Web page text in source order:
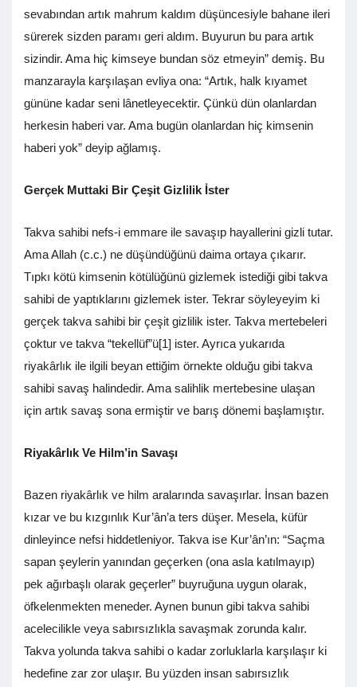
sevabından artık mahrum kaldım düşüncesiyle bahane ileri
sürerek sizden paramı geri aldım. Buyurun bu para artık
sizindir. Ama hiç kimseye bundan söz etmeyin” demiş. Bu
manzarayla karşılaşan evliya ona: “Artık, halk kıyamet
gününe kadar seni lânetleyecektir. Çünkü dün olanlardan
herkesin haberi var. Ama bugün olanlardan hiç kimsenin
haberi yok” deyip ağlamış.
Gerçek Muttaki Bir Çeşit Gizlilik İster
Takva sahibi nefs-i emmare ile savaşıp hayallerini gizli tutar.
Ama Allah (c.c.) ne düşündüğünü daima ortaya çıkarır.
Tıpkı kötü kimsenin kötülüğünü gizlemek istediği gibi takva
sahibi de yaptıklarını gizlemek ister. Tekrar söyleyeyim ki
gerçek takva sahibi bir çeşit gizlilik ister. Takva mertebeleri
çoktur ve takva “tekellüf”ü[1] ister. Ayrıca yukarıda
riyakârlık ile ilgili beyan ettiğim örnekte olduğu gibi takva
sahibi savaş halindedir. Ama salihlik mertebesine ulaşan
için artık savaş sona ermiştir ve barış dönemi başlamıştır.
Riyakârlık Ve Hilm’in Savaşı
Bazen riyakârlık ve hilm aralarında savaşırlar. İnsan bazen
kızar ve bu kızgınlık Kur’ân’a ters düşer. Mesela, küfür
dinleyince nefsi hiddetleniyor. Takva ise Kur’ân’ın: “Saçma
sapan şeylerin yanından geçerken (ona asla katılmayıp)
pek ağırbaşlı olarak geçerler” buyruğuna uygun olarak,
öfkelenmekten meneder. Aynen bunun gibi takva sahibi
acelecilikle veya sabırsızlıkla savaşmak zorunda kalır.
Takva yolunda takva sahibi o kadar zorluklarla karşılaşır ki
hedefine zar zor ulaşır. Bu yüzden insan sabırsızlık